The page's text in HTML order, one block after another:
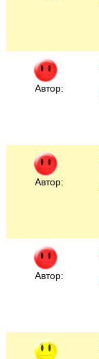
Автор:
Автор:
Автор: